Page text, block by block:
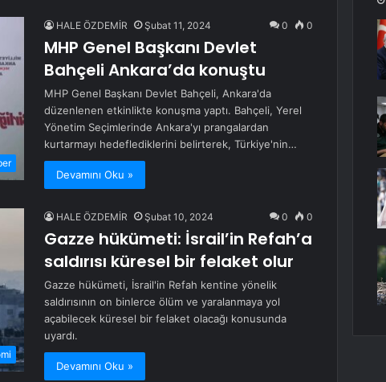
HALE ÖZDEMİR Şubat 11, 2024 0 0
MHP Genel Başkanı Devlet
Bahçeli Ankara’da konuştu
MHP Genel Başkanı Devlet Bahçeli, Ankara'da
düzenlenen etkinlikte konuşma yaptı. Bahçeli, Yerel
Yönetim Seçimlerinde Ankara'yı prangalardan
kurtarmayı hedeflediklerini belirterek, Türkiye'nin…
Devamını Oku »
HALE ÖZDEMİR Şubat 10, 2024 0 0
Gazze hükümeti: İsrail’in Refah’a
saldırısı küresel bir felaket olur
Gazze hükümeti, İsrail'in Refah kentine yönelik
saldırısının on binlerce ölüm ve yaralanmaya yol
açabilecek küresel bir felaket olacağı konusunda
uyardı.
Devamını Oku »